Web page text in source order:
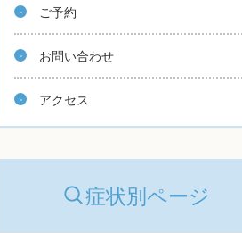
ご予約
お問い合わせ
アクセス
症状別ページ